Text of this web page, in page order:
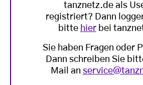
tanznetz.de als
registriert? Dann
bitte hierbei
Sie haben Fragen oder
Dann schreiben Sie
Mail an